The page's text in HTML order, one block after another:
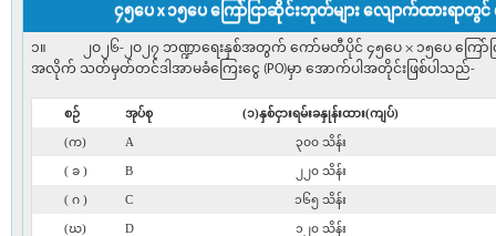
၄၅ပေ x ၁၅ပေ ကြော်ငြာဆိုင်းဘုတ်များ လျောက်ထားရာတွ
၁။ ၂ဝ၂၆-၂ဝ၂၇ ဘဏ္ဍာရေးနှစ်အတွက် ကော်မတီပိုင် ၄၅ပေ × ၁၅ပေ ကြော်ငြ
အလိုက် သတ်မှတ်တင်ဒါအာမခံကြေးငွေ (PO)မှာ အောက်ပါအတိုင်းဖြစ်ပါသည်-
စဉ် အုပ်စု (၁)နှစ်ငှားရမ်းခနှုန်းထား(ကျပ်)
(က) A ၃၀၀ သိန်း
( ခ ) B ၂၂၀ သိန်း
( ဂ ) C ၁၆၅ သိန်း
(ဃ) D ၁၂၀ သိန်း